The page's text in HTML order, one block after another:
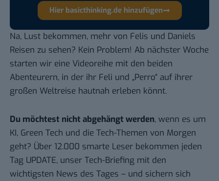
Hier basicthinking.de hinzufügen
Na, Lust bekommen, mehr von Felis und Daniels
Reisen zu sehen? Kein Problem! Ab nächster Woche
starten wir eine Videoreihe mit den beiden
Abenteurern, in der ihr Feli und „Perro“ auf ihrer
großen Weltreise hautnah erleben könnt.
Du möchtest nicht abgehängt werden, wenn es um
KI, Green Tech und die Tech-Themen von Morgen
geht? Über 12.000 smarte Leser bekommen jeden
Tag UPDATE, unser Tech-Briefing mit den
wichtigsten News des Tages – und sichern sich